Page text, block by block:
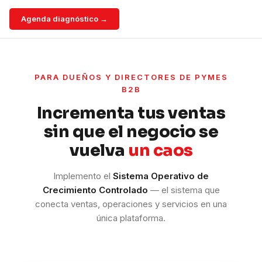
Agenda diagnóstico →
PARA DUEÑOS Y DIRECTORES DE PYMES
B2B
Incrementa tus ventas
sin que el negocio se
vuelva un caos
Implemento el Sistema Operativo de
Crecimiento Controlado — el sistema que
conecta ventas, operaciones y servicios en una
única plataforma.